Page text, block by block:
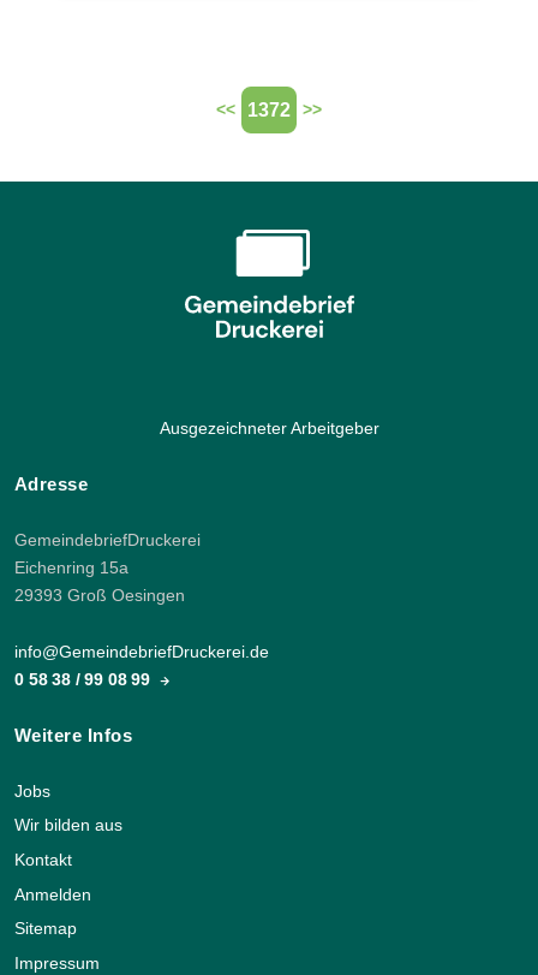
<< 1372 >>
Ausgezeichneter Arbeitgeber
Adresse
GemeindebriefDruckerei
Eichenring 15a
29393 Groß Oesingen
info@GemeindebriefDruckerei.de
0 58 38 / 99 08 99
Weitere Infos
Jobs
Wir bilden aus
Kontakt
Anmelden
Sitemap
Impressum